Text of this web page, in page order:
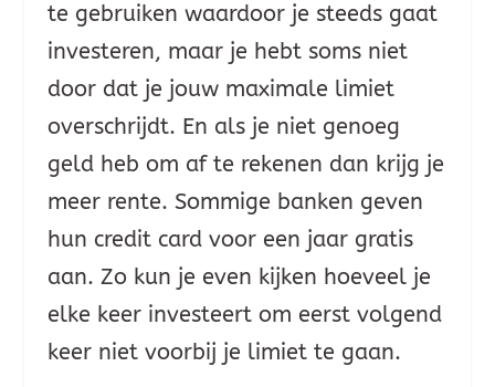
te gebruiken waardoor je steeds gaat
investeren, maar je hebt soms niet
door dat je jouw maximale limiet
overschrijdt. En als je niet genoeg
geld heb om af te rekenen dan krijg je
meer rente. Sommige banken geven
hun credit card voor een jaar gratis
aan. Zo kun je even kijken hoeveel je
elke keer investeert om eerst volgend
keer niet voorbij je limiet te gaan.